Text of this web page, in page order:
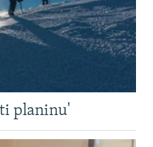
planinu'